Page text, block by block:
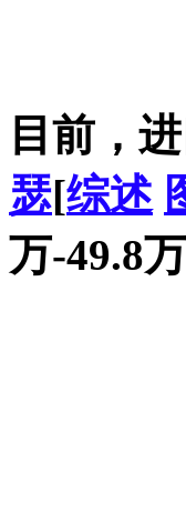
目前，
瑟[综述
万-49.8万